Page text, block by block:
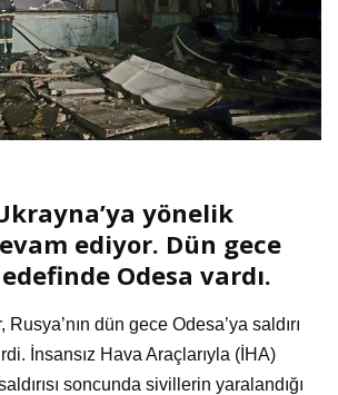
yönelik
ediyor. Dün gece
Odesa vardı.
dün gece Odesa’ya saldırı
İnsansız Hava Araçlarıyla (İHA)
soncunda sivillerin yaralandığı